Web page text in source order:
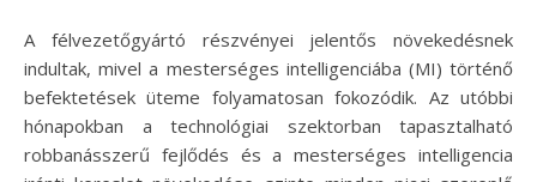
A félvezetőgyártó részvényei jelentős növekedésnek
indultak, mivel a mesterséges intelligenciába (MI) történő
befektetések üteme folyamatosan fokozódik. Az utóbbi
hónapokban a technológiai szektorban tapasztalható
robbanásszerű fejlődés és a mesterséges intelligencia